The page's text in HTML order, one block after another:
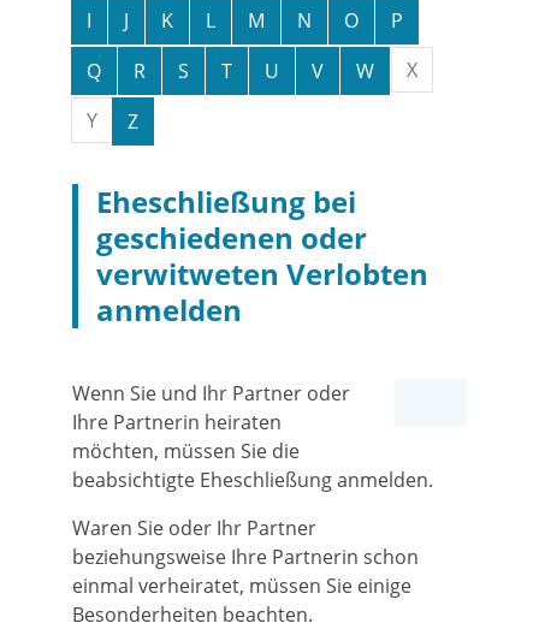
I
J K L M N O
P
Q
R S T U V W
X
Y
Z
Eheschließung bei
geschiedenen oder
verwitweten Verlobten
anmelden
Wenn Sie und Ihr Partner oder
Ihre Partnerin heiraten
möchten, müssen Sie die
beabsichtigte Eheschließung anmelden.
Waren Sie oder Ihr Partner
beziehungsweise Ihre Partnerin schon
einmal verheiratet, müssen Sie einige
Besonderheiten beachten.